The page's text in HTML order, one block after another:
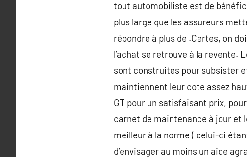
tout automobiliste est de
plus large que les assureurs
répondre à plus de .Certes, on
l’achat se retrouve à la revente.
sont construites pour subsister
maintiennent leur cote assez
GT pour un satisfaisant prix,
carnet de maintenance à jour et
meilleur à la norme ( celui-ci
d’envisager au moins un aide